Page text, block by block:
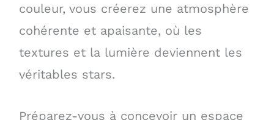
couleur, vous créerez une atmosphère
cohérente et apaisante, où les
textures et la lumière deviennent les
véritables stars.
Préparez-vous à concevoir un espace